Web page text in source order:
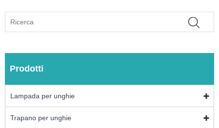
Prodotti
Lampada per unghie
Trapano per unghie